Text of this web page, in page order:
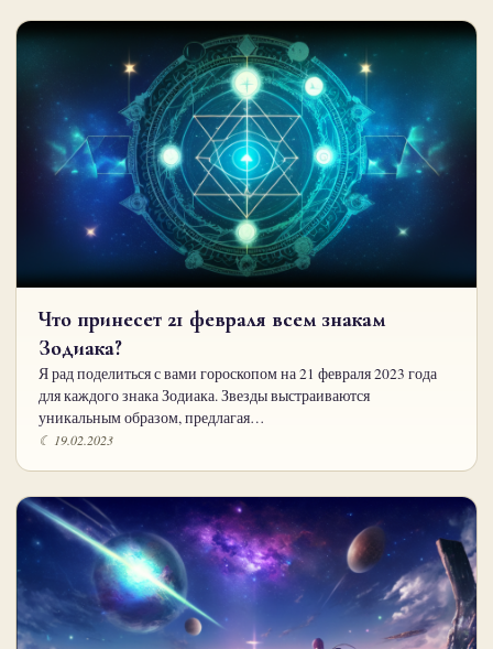
Что принесет 21 февраля всем знакам
Зодиака?
Я рад поделиться с вами гороскопом на 21 февраля 2023 года
для каждого знака Зодиака. Звезды выстраиваются
уникальным образом, предлагая…
☾ 19.02.2023